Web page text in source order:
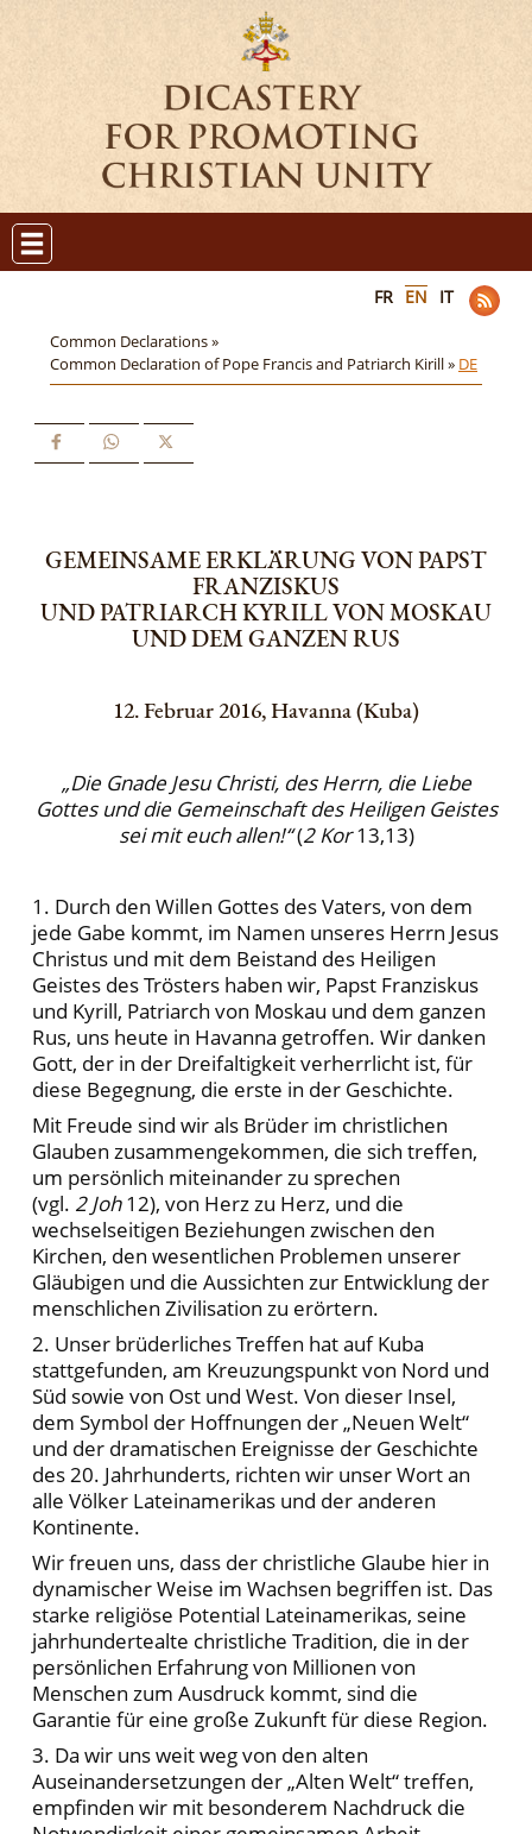
FR EN IT
Common Declarations »
Common Declaration of Pope Francis and Patriarch Kirill » DE
GEMEINSAME ERKLÄRUNG VON PAPST
FRANZISKUS
UND PATRIARCH KYRILL VON MOSKAU
UND DEM GANZEN RUS
12. Februar 2016, Havanna (Kuba)
„Die Gnade Jesu Christi, des Herrn, die Liebe
Gottes und die Gemeinschaft des Heiligen Geistes
sei mit euch allen!“(2 Kor13,13)
1. Durch den Willen Gottes des Vaters, von dem
jede Gabe kommt, im Namen unseres Herrn Jesus
Christus und mit dem Beistand des Heiligen
Geistes des Trösters haben wir, Papst Franziskus
und Kyrill, Patriarch von Moskau und dem ganzen
Rus, uns heute in Havanna getroffen. Wir danken
Gott, der in der Dreifaltigkeit verherrlicht ist, für
diese Begegnung, die erste in der Geschichte.
Mit Freude sind wir als Brüder im christlichen
Glauben zusammengekommen, die sich treffen,
um persönlich miteinander zu sprechen
(vgl. 2 Joh12), von Herz zu Herz, und die
wechselseitigen Beziehungen zwischen den
Kirchen, den wesentlichen Problemen unserer
Gläubigen und die Aussichten zur Entwicklung der
menschlichen Zivilisation zu erörtern.
2. Unser brüderliches Treffen hat auf Kuba
stattgefunden, am Kreuzungspunkt von Nord und
Süd sowie von Ost und West. Von dieser Insel,
dem Symbol der Hoffnungen der „Neuen Welt“
und der dramatischen Ereignisse der Geschichte
des 20. Jahrhunderts, richten wir unser Wort an
alle Völker Lateinamerikas und der anderen
Kontinente.
Wir freuen uns, dass der christliche Glaube hier in
dynamischer Weise im Wachsen begriffen ist. Das
starke religiöse Potential Lateinamerikas, seine
jahrhundertealte christliche Tradition, die in der
persönlichen Erfahrung von Millionen von
Menschen zum Ausdruck kommt, sind die
Garantie für eine große Zukunft für diese Region.
3. Da wir uns weit weg von den alten
Auseinandersetzungen der „Alten Welt“ treffen,
empfinden wir mit besonderem Nachdruck die